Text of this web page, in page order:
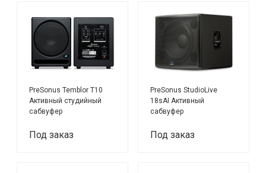
PreSonus Temblor T10
Активный студийный
сабвуфер
Под заказ
PreSonus StudioLive
18sAI Активный
сабвуфер
Под заказ